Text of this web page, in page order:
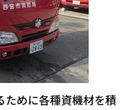
ために各種資機材を積